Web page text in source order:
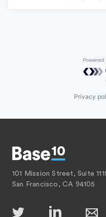
Privacy
101 Mission Street, Suite
San Francisco, CA 94105